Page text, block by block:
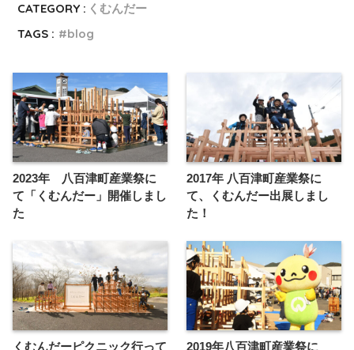
CATEGORY : くむんだー
TAGS :
blog
2023年 八百津町産業祭に
て「くむんだー」開催しまし
た
2017年 八百津町産業祭に
て、くむんだー出展しまし
た！
くむんだーピクニック行って
2019年八百津町産業祭に